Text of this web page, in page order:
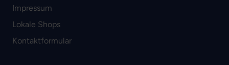
Impressum
Lokale Shops
Kontaktformular